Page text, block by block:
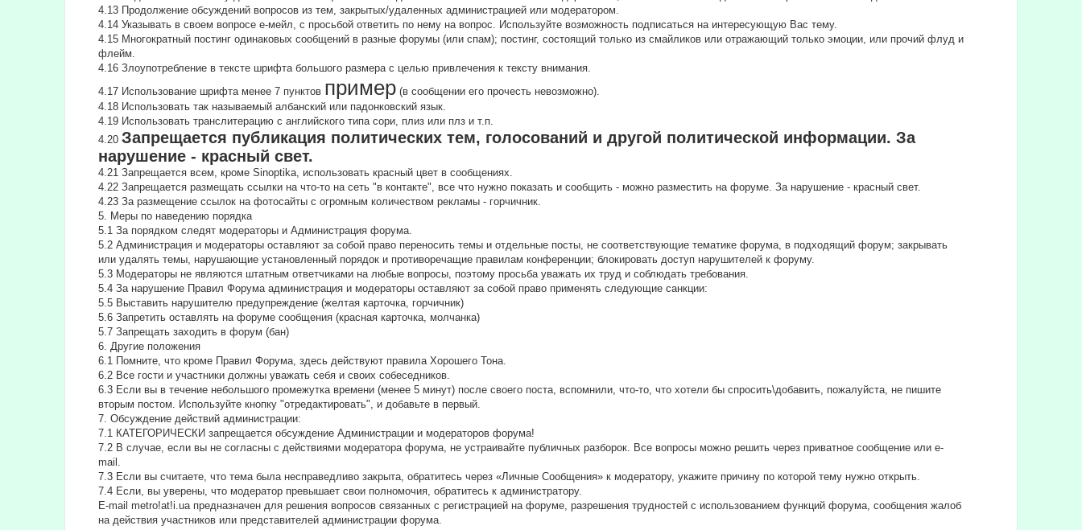
4.13 Продолжение обсyждений вопросов из тем, закpытых/удаленных администрацией или модератором.
4.14 Указывать в своем вопросе е-мейл, с просьбой ответить по нему на вопрос. Используйте возможность подписаться на интересующую Вас тему.
4.15 Многократный постинг одинаковых сообщений в разные форумы (или спам); постинг, состоящий только из смайликов или отражающий только эмоции, или прочий флуд и
флейм.
4.16 Злоупотребление в тексте шрифта большого размера с целью привлечения к тексту внимания.
4.17 Использование шрифта менее 7 пунктов пример (в сообщении его прочесть невозможно).
4.18 Использовать так называемый албанский или падонковский язык.
4.19 Использовать транслитерацию с английского типа сори, плиз или плз и т.п.
4.20Запрещается публикация политических тем, голосований и другой политической информации. За
нарушение - красный свет.
4.21 Запрещается всем, кроме Sinoptika, использовать красный цвет в сообщениях.
4.22 Запрещается размещать ссылки на что-то на сеть "в контакте", все что нужно показать и сообщить - можно разместить на форуме. За нарушение - красный свет.
4.23 За размещение ссылок на фотосайты с огромным количеством рекламы - горчичник.
5. Меры по наведению порядка
5.1 За порядком следят модераторы и Администрация форума.
5.2 Администрация и модераторы оставляют за собой право переносить темы и отдельные посты, не соответствующие тематике форума, в подходящий форум; закрывать
или удалять темы, нарушающие установленный порядок и противоречащие правилам конференции; блокировать доступ нарушителей к форуму.
5.3 Модераторы не являются штатным ответчиками на любые вопросы, поэтому просьба уважать их труд и соблюдать требования.
5.4 За нарушение Правил Форума администрация и модераторы оставляют за собой право применять следующие санкции:
5.5 Выставить нарушителю предупреждение (желтая карточка, горчичник)
5.6 Запретить оставлять на форуме сообщения (красная карточка, молчанка)
5.7 Запрещать заходить в форум (бан)
6. Другие положения
6.1 Помните, что кроме Правил Форума, здесь действуют правила Хорошего Тона.
6.2 Все гости и участники должны уважать себя и своих собеседников.
6.3 Если вы в течение небольшого промежутка времени (менее 5 минут) после своего поста, вспомнили, что-то, что хотели бы спросить\добавить, пожалуйста, не пишите
вторым постом. Используйте кнопку "отредактировать", и добавьте в первый.
7. Обсуждение действий администрации:
7.1 КАТЕГОРИЧЕСКИ запрещается обсуждение Администрации и модераторов форума!
7.2 В случае, если вы не согласны с действиями модератора форума, не устраивайте публичных разборок. Все вопросы можно решить через приватное сообщение или e-
mail.
7.3 Если вы считаете, что тема была несправедливо закрыта, обратитесь через «Личные Сообщения» к модератору, укажите причину по которой тему нужно открыть.
7.4 Если, вы уверены, что модератор превышает свои полномочия, обратитесь к администратору.
E-mail metro!at!i.ua предназначен для решения вопросов связанных с регистрацией на форуме, разрешения трудностей с использованием функций форума, сообщения жалоб
на действия участников или представителей администрации форума.